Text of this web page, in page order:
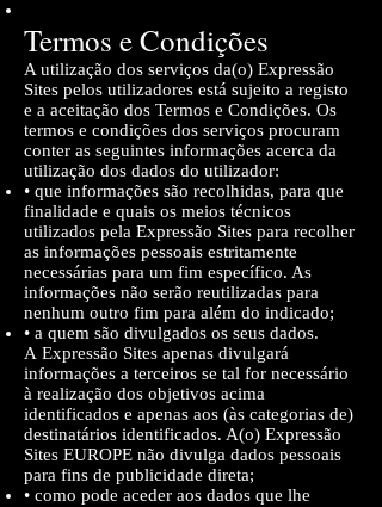
Termos e Condições
A utilização dos serviços da(o) Expressão
Sites pelos utilizadores está sujeito a registo
e a aceitação dos Termos e Condições. Os
termos e condições dos serviços procuram
conter as seguintes informações acerca da
utilização dos dados do utilizador:
• que informações são recolhidas, para que
finalidade e quais os meios técnicos
utilizados pela Expressão Sites para recolher
as informações pessoais estritamente
necessárias para um fim específico. As
informações não serão reutilizadas para
nenhum outro fim para além do indicado;
• a quem são divulgados os seus dados.
A Expressão Sites apenas divulgará
informações a terceiros se tal for necessário
à realização dos objetivos acima
identificados e apenas aos (às categorias de)
destinatários identificados. A(o) Expressão
Sites EUROPE não divulga dados pessoais
para fins de publicidade direta;
• como pode aceder aos dados que lhe